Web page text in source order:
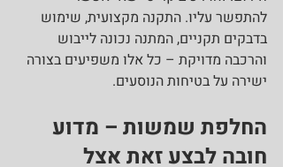
להתפשר עליו. התקנה מקצועית, שימוש
בדבקים תקניים, המתנה נכונה לייבוש
והרכבה מדויקת – כל אלו משפיעים בצורה
ישירה על בטיחות הנוסעים.
החלפת שמשות – מדוע
חובה לבצע זאת אצל